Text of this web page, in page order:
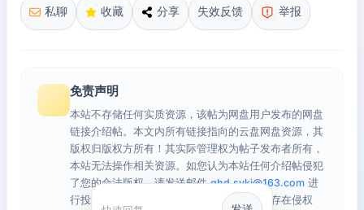
私聊 收藏 分享 失效反馈 举报
免责声明
本站不存储任何实质资源，该帖为网盘用户发布的网盘
链接介绍帖。本文内所有链接指向的云盘网盘资源，其
版权归版权方所有！其实际管理权为帖子发布者所有，
本站无法操作相关资源。如您认为本站任何介绍帖侵犯
了您的合法版权，请发送邮件qhd.sykj@163.com 进
行投诉，我们将在确认本文链接指向的资源存在侵权